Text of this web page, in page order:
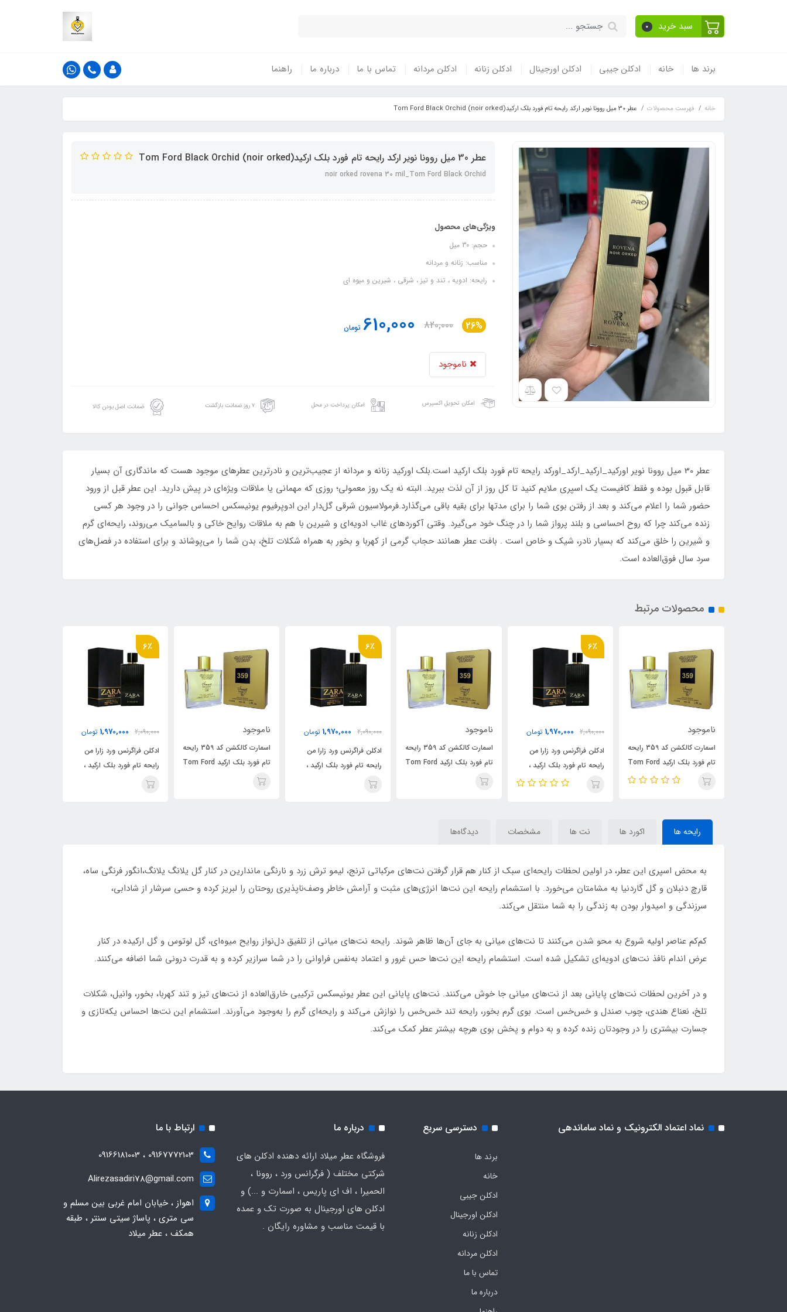
سبد خرید 0
برند ها خانه ادکلن جیبی ادکلن اورجینال ادکلن زنانه ادکلن مردانه تماس با ما درباره ما راهنما
خانه فهرست محصولات عطر 30 میل روونا نویر ارکد رایحه تام فورد بلک ارکید(noir orked) Tom Ford Black Orchid
عطر 30 میل روونا نویر ارکد رایحه تام فورد بلک ارکید(noir orked) Tom Ford Black Orchid
noir orked rovena 30 mil_Tom Ford Black Orchid
ویژگی‌های محصول
حجم: 30 میل
مناسب: زنانه و مردانه
رایحه: ادویه ، تند و تیز ، شرقی ، شیرین و میوه ای
26%
820,000
610,000تومان
ناموجود
امکان تحویل اکسپرس امکان پرداخت در محل ۷ روز ضمانت بازگشت ضمانت اصل بودن کالا
عطر 30 میل روونا نویر اورکید_ارکید_ارکد_اورکد رایحه تام فورد بلک ارکید است.بلک ‌اورکید زنانه و مردانه از عجیب‌ترین و نادرترین عطرهای موجود هست که ماندگاری آن بسیار
قابل قبول بوده و فقط کافیست یک اسپری ملایم کنید تا کل روز از آن لذت ببرید. البته نه یک روز معمولی؛ روزی که مهمانی یا ملاقات ویژه‌ای در پیش دارید. این عطر قبل از ورود
حضور شما را اعلام می‌کند و بعد از رفتن بوی شما را برای مدتها برای بقیه باقی می‌گذارد.فرمولاسیون شرقی گل‌دار این ادوپرفیوم یونیسکس احساس جوانی را در وجود هر کسی
زنده می‌کند چرا که روح احساسی و بلند پرواز شما را در چنگ خود می‌گیرد. وقتی آکوردهای غااب ادویه‌ای و شیرین با هم به ملاقات روایح خاکی و بالسامیک می‌روند، رایحه‌ای گرم
و شیرین را خلق می‌کند که بسیار نادر، شیک و خاص است . بافت عطر همانند حجاب گرمی از کهربا و بخور به همراه شکلات تلخ، بدن شما را می‌پوشاند و برای استفاده در فصل‌های
سرد سال فوق‌العاده است.
محصولات مرتبط
2,090,000
ادکلن فراگرنس ورد زارا من
رایحه تام فورد بلک ارکید ،
Tom Ford Black
ناموجود
Black Orchid
2,090,000
ادکلن فراگرنس ورد زارا من
رایحه تام فورد بلک ارکید ،
ناموجود 2,090,000
ادکلن فراگرنس ورد زارا من
رایحه تام فورد بلک ارکید ،
ناموجود
رایحه ها اکورد ها نت ها مشخصات دیدگاه‌ها
به محض اسپری این عطر، در اولین لحظات رایحه‌ای سبک از کنار هم قرار گرفتن نت‌های مرکباتی ترنج، لیمو ترش زرد و نارنگی ماندارین در کنار گل یلانگ یلانگ،انگور فرنگی ساه،
قارچ دنبلان و گل گاردنیا به مشامتان می‌خورد. با استشمام رایحه این نت‌ها انرژی‌های مثبت و آرامش خاطر وصف‌ناپذیری روحتان را لبریز کرده و حسی سرشار از شادابی،
سرزندگی و امیدوار بودن به زندگی را به شما منتقل می‌کند.
کم‌کم عناصر اولیه شروع به محو شدن می‌کنند تا نت‌های میانی به جای آن‌ها ظاهر ‌شوند. رایحه نت‌های میانی از تلفیق دل‌نواز روایح میوه‌ای، گل لوتوس و گل ارکیده در کنار
عرض اندام نافذ نت‌های ادویه‌ای تشکیل شده است. استشمام رایحه این نت‌ها حس غرور و اعتماد به‌نفس فراوانی را در شما سرازیر کرده و به قدرت درونی شما اضافه می‌کنند.
و در آخرین لحظات نت‌های پایانی بعد از نت‌های میانی جا خوش می‌کنند. نت‌های پایانی این عطر یونیسکس ترکیبی خارق‌العاده از نت‌های تیز و تند کهربا، بخور، وانیل، شکلات
تلخ، نعناع هندی، چوب صندل و خس‌خس است. بوی گرم بخور، رایحه تند خس‌خس را نوازش می‌کند و رایحه‌ای گرم را به‌وجود می‌آورند. استشمام این نت‌ها احساس یکه‌تازی و
جسارت بیشتری را در وجودتان زنده کرده و به دوام و پخش بوی هرچه بیشتر عطر کمک می‌کند.
نماد اعتماد الکترونیک و نماد ساماندهی دسترسی سریع
برند ها
خانه
ادکلن جیبی
ادکلن اورجینال
ادکلن زنانه
ادکلن مردانه
تماس با ما
درباره ما
درباره ما
فروشگاه عطر میلاد ارائه دهنده ادکلن های
شرکتی مختلف ( فرگرانس ورد ، روونا ،
الحمیرا ، اف ای پاریس ، اسمارت و ...) و
ادکلن های اورجینال به صورت تک و عمده
با قیمت مناسب و مشاوره رایگان .
ارتباط با ما
09167772103 ، 09166181003
Alirezasadiri78@gmail.com
اهواز ، خیابان امام غربی بین مسلم و
سی متری ، پاساژ سیتی سنتر ، طبقه
همکف ، عطر میلاد